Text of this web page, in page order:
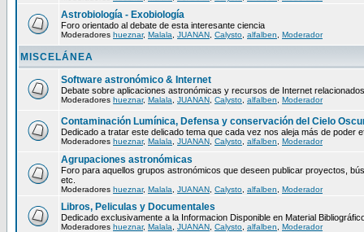
Astrobiología - Exobiología
Foro orientado al debate de esta interesante ciencia
Moderadores hueznar, Malala JUANAN Calysto alfalben Moderador
MISCELÁNEA
Software astronómico & Internet
Debate sobre aplicaciones astronómicas y recursos de Internet
Moderadores hueznar, Malala JUANAN Calysto alfalben Moderador
Contaminación Lumínica, Defensa y conservación del Cielo
Dedicado a tratar este delicado tema que cada vez nos aleja más de poder
Moderadores hueznar, Malala JUANAN Calysto alfalben Moderador
Agrupaciones astronómicas
Foro para aquellos grupos astronómicos que deseen publicar proyectos,
etc.
Moderadores hueznar, Malala JUANAN Calysto alfalben Moderador
Libros, Peliculas y Documentales
Dedicado exclusivamente a la Informacion Disponible en Material
Moderadores hueznar, Malala JUANAN Calysto alfalben Moderador